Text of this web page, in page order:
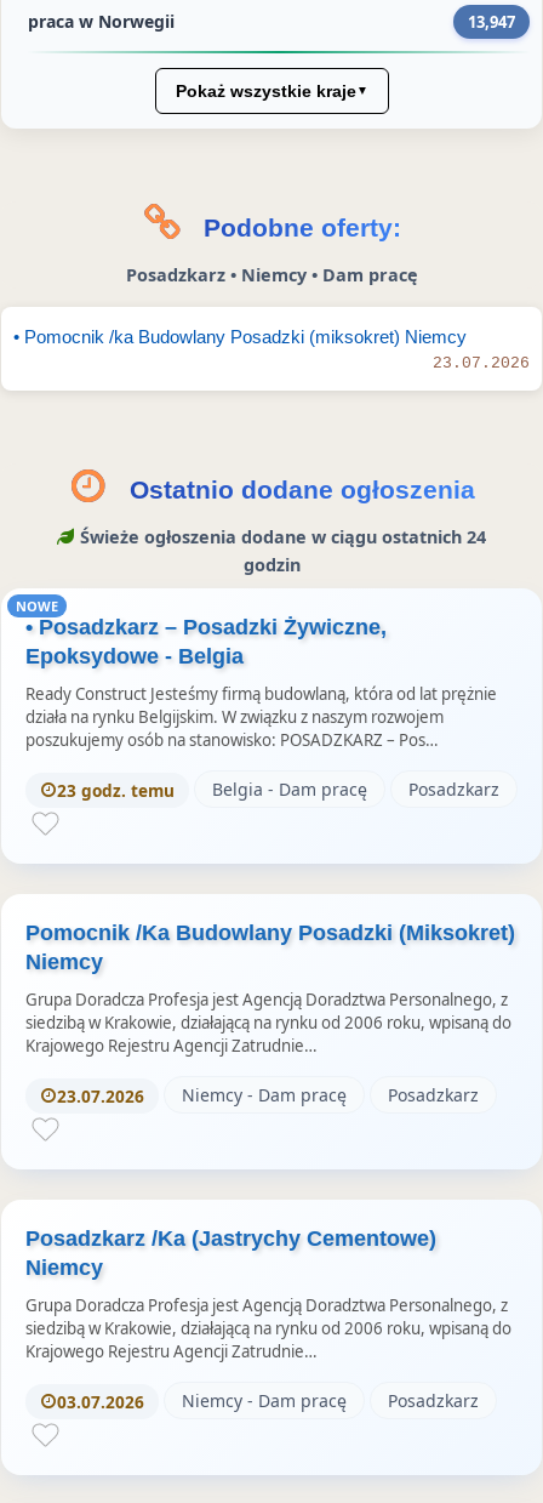
y
n
F
e
o
o
u
a
T
w
t
r
e
e
d
I
n
t
e
s
I
s
g
a
m
t
i
s
praca w Norwegii 13,947
Pokaż wszystkie kraje▼
Podobne oferty:
Posadzkarz • Niemcy • Dam pracę
• Pomocnik /ka Budowlany Posadzki (miksokret) Niemcy
23.07.2026
Ostatnio dodane ogłoszenia
Świeże ogłoszenia dodane w ciągu ostatnich 24
godzin
NOWE
• Posadzkarz – Posadzki Żywiczne,
Epoksydowe - Belgia
Ready Construct Jesteśmy firmą budowlaną, która od lat prężnie
działa na rynku Belgijskim. W związku z naszym rozwojem
poszukujemy osób na stanowisko: POSADZKARZ – Pos…
23 godz. temu Belgia - Dam pracę Posadzkarz
Pomocnik /Ka Budowlany Posadzki (Miksokret)
Niemcy
Grupa Doradcza Profesja jest Agencją Doradztwa Personalnego, z
siedzibą w Krakowie, działającą na rynku od 2006 roku, wpisaną do
Krajowego Rejestru Agencji Zatrudnie…
23.07.2026 Niemcy - Dam pracę Posadzkarz
Posadzkarz /Ka (Jastrychy Cementowe)
Niemcy
Grupa Doradcza Profesja jest Agencją Doradztwa Personalnego, z
siedzibą w Krakowie, działającą na rynku od 2006 roku, wpisaną do
Krajowego Rejestru Agencji Zatrudnie…
03.07.2026 Niemcy - Dam pracę Posadzkarz